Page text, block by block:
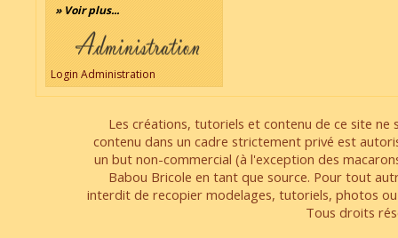
» Voir plus...
Login Administration
Les créations, tutoriels et contenu de ce site
contenu dans un cadre strictement privé est
un but non-commercial (à l'exception des
Babou Bricole en tant que source. Pour tout
interdit de recopier modelages, tutoriels, photos
Tous droits